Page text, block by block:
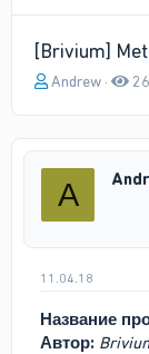
[Brivium]
А
о
р
е
ы
Andrew
A
11.04.18
Название
Автор: